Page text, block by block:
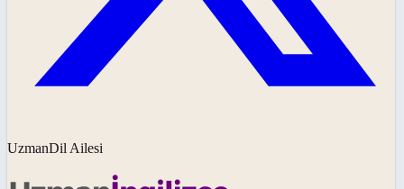
UzmanDil Ailesi